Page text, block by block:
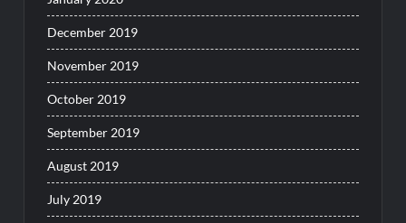
December 2019
November 2019
October 2019
September 2019
August 2019
July 2019